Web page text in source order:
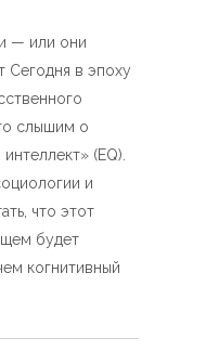
— или они
Сегодня в эпоху
слышим о
(EQ).
и
что этот
будет
когнитивный